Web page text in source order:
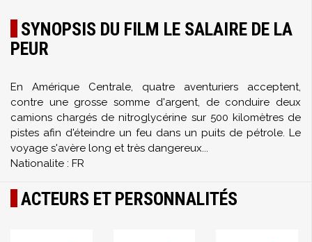
SYNOPSIS DU FILM LE SALAIRE DE LA
PEUR
En Amérique Centrale, quatre aventuriers acceptent,
contre une grosse somme d'argent, de conduire deux
camions chargés de nitroglycérine sur 500 kilomètres de
pistes afin d'éteindre un feu dans un puits de pétrole. Le
voyage s'avère long et très dangereux...
Nationalite : FR
ACTEURS ET PERSONNALITÉS